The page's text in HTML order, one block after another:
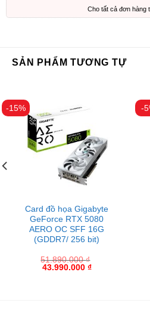
Cho tất cả đơn hàng
SẢN PHẨM TƯƠNG TỰ
-15%
Card đồ họa Gigabyte
GeForce RTX 5080
AERO OC SFF 16G
(GDDR7/ 256 bit)
51.890.000₫
43.990.000 ₫
-